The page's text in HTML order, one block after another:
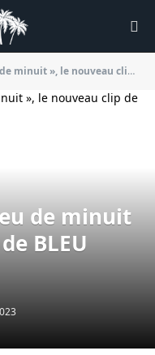
», le nouveau clip de BLEU MINUIT
de minuit
BLEU